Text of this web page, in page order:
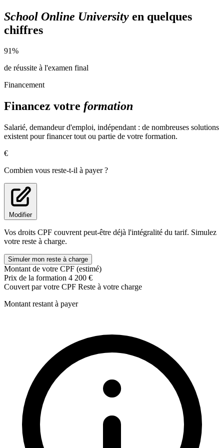
Dessins techniques Techniques & vocabulaire
Les cotations Les échelles
Conception d'un moodboard :
Définition d'un moodbord
Réalisation d'un moodboard
Histoire de l'art :
L’histoire de l’art ancien : le moyen age
L’architecture Le design
L’histoire de l’art ancien : l’antiquité
Logiciel Autocad :
Prise en main du logiciel
Avant de dessiner
Les bases du dessin 2d
Les modifications de dessin
Les modifications suite
Les calques
Annotation
Les blocs
Les réferences externes
Mise en page et trucages
Exercices et questions
Les bases fondamentales du logiciel
Comment modéliser en 3D
Découverte des outils et leurs applications
Utiliser les matières et bases de données
Les bonnes méthodes pour optimiser ses projets
Photoshop et Indesign :
Maitriser les outils de Illustrator
Maitriser les outils de Indesign
School Online University en quelques
chiffres
91%
de réussite à l'examen final
Financement
Financez votre formation
Salarié, demandeur d'emploi, indépendant : de nombreuses solutions
existent pour financer tout ou partie de votre formation.
€
Combien vous reste-t-il à payer ?
Modifier
Vos droits CPF couvrent peut-être déjà l'intégralité du tarif. Simulez
votre reste à charge.
Simuler mon reste à charge
Montant de votre CPF (estimé)
Prix de la formation 4 200 €
Couvert par votre CPF Reste à votre charge
Montant restant à payer